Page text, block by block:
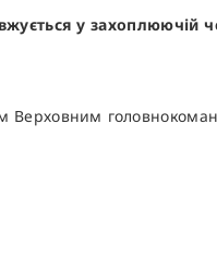
у захоплюючій